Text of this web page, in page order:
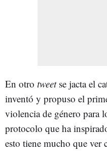
En otro tweetse jacta el
inventó y propuso el
violencia de género para
protocolo que ha
esto tiene mucho que ver